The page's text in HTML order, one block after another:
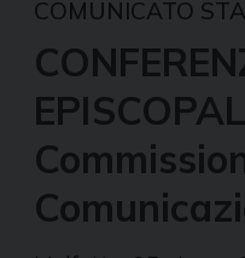
COMUNICATO